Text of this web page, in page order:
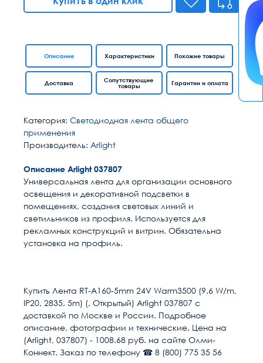
Описание Характеристики
Доставка
Похожие товары
Сопутствующие
товары
Гарантии и оплата
Категория: Светодиодная лента общего
применения
Производитель: Arlight
Описание Arlight 037807
Универсальная лента для организации основного
освещения и декоративной подсветки в
помещениях, создания световых линий и
светильников из профиля. Используется для
рекламных конструкций и витрин. Обязательна
установка на профиль.
Удельная мощность 9.6 Вт/м
Напряжение, В 24
Цветовая температура 3500
Условия доставки
Доставка осуществляется в течении 2-4
рабочих дней после поступления оплаты на
наш расчётный счёт
Купить Лента RT-A160-5mm 24V Warm3500 (9.6 W/m,
IP20, 2835, 5m) (, Открытый) Arlight 037807 с
доставкой по Москве и России. Подробное
описание, фотографии и технические. Цена на
(Arlight, 037807) - 1008.68 руб. на сайте Олми-
Коннект. Заказ по телефону ☎ 8 (800) 775 35 56